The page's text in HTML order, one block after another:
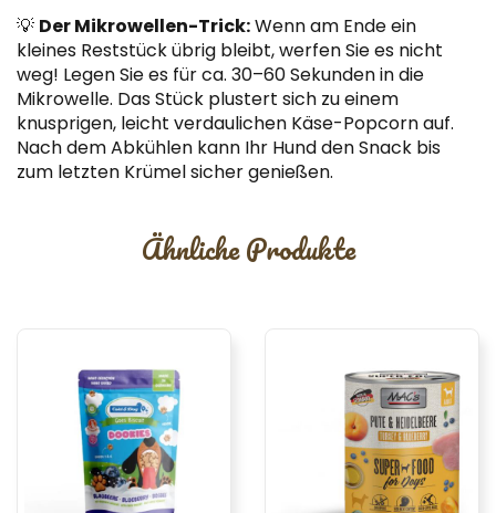
💡 Der Mikrowellen-Trick:Wenn am Ende ein
kleines Reststück übrig bleibt, werfen Sie es nicht
weg! Legen Sie es für ca. 30–60 Sekunden in die
Mikrowelle. Das Stück plustert sich zu einem
knusprigen, leicht verdaulichen Käse-Popcorn auf.
Nach dem Abkühlen kann Ihr Hund den Snack bis
zum letzten Krümel sicher genießen.
Ähnliche Produkte